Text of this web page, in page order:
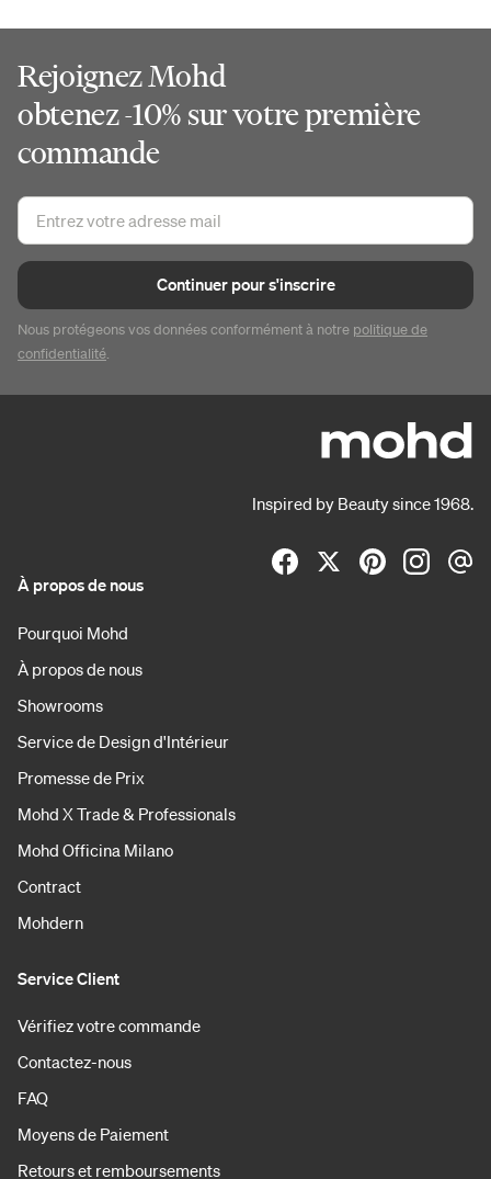
Rejoignez Mohd
obtenez -10% sur votre première
commande
Continuer pour s'inscrire
Nous protégeons vos données conformément à notre politique de
confidentialité.
Inspired by Beauty since 1968.
À propos de nous
Pourquoi Mohd
À propos de nous
Showrooms
Service de Design d'Intérieur
Promesse de Prix
Mohd X Trade & Professionals
Mohd Officina Milano
Contract
Mohdern
Service Client
Vérifiez votre commande
Contactez-nous
FAQ
Moyens de Paiement
Retours et remboursements